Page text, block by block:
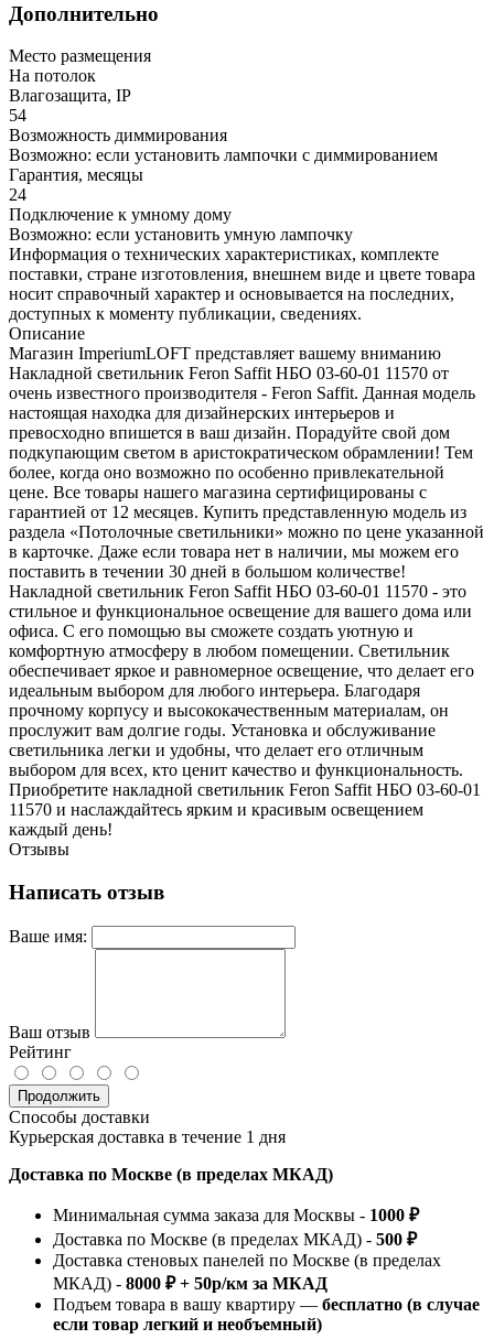
Дополнительно
Место размещения
На потолок
Влагозащита, IP
54
Возможность диммирования
Возможно: если установить лампочки с диммированием
Гарантия, месяцы
24
Подключение к умному дому
Возможно: если установить умную лампочку
Информация о технических характеристиках, комплекте
поставки, стране изготовления, внешнем виде и цвете товара
носит справочный характер и основывается на последних,
доступных к моменту публикации, сведениях.
Описание
Магазин ImperiumLOFT представляет вашему вниманию
Накладной светильник Feron Saffit НБО 03-60-01 11570 от
очень известного производителя - Feron Saffit. Данная модель
настоящая находка для дизайнерских интерьеров и
превосходно впишется в ваш дизайн. Порадуйте свой дом
подкупающим светом в аристократическом обрамлении! Тем
более, когда оно возможно по особенно привлекательной
цене. Все товары нашего магазина сертифицированы с
гарантией от 12 месяцев. Купить представленную модель из
раздела «Потолочные светильники» можно по цене указанной
в карточке. Даже если товара нет в наличии, мы можем его
поставить в течении 30 дней в большом количестве!
Накладной светильник Feron Saffit НБО 03-60-01 11570 - это
стильное и функциональное освещение для вашего дома или
офиса. С его помощью вы сможете создать уютную и
комфортную атмосферу в любом помещении. Светильник
обеспечивает яркое и равномерное освещение, что делает его
идеальным выбором для любого интерьера. Благодаря
прочному корпусу и высококачественным материалам, он
прослужит вам долгие годы. Установка и обслуживание
светильника легки и удобны, что делает его отличным
выбором для всех, кто ценит качество и функциональность.
Приобретите накладной светильник Feron Saffit НБО 03-60-01
11570 и наслаждайтесь ярким и красивым освещением
каждый день!
Отзывы
Написать отзыв
Ваше имя:
Ваш отзыв
Рейтинг
Продолжить
Способы доставки
Курьерская доставка в течение 1 дня
Доставка по Москве (в пределах МКАД)
Минимальная сумма заказа для Москвы - 1000 ₽
Доставка по Москве (в пределах МКАД) - 500 ₽
Доставка стеновых панелей по Москве (в пределах
МКАД) - 8000 ₽ + 50р/км за МКАД
Подъем товара в вашу квартиру — бесплатно (в случае
если товар легкий и необъемный)